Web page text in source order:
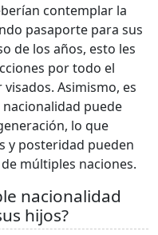
contemplar la
pasaporte para sus
de los años, esto les
por todo el
Asimismo, es
puede
lo que
y posteridad pueden
múltiples naciones.
nacionalidad
hijos?